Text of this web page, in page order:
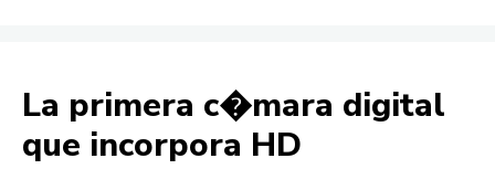
La primera c�mara digital
que incorpora HD